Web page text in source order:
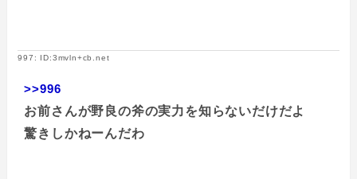
997: ID:3mvln+cb.net
>>996
お前さんが野良の斧の実力を知らないだけだよ
驚きしかねーんだわ